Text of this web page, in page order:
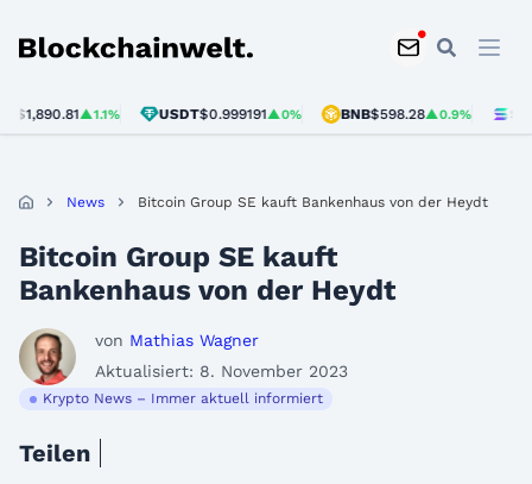
Blockchainwelt
▲1.1% USDT$0.999191▲0% BNB$598.28▲0.9% SOL
News Bitcoin Group SE kauft Bankenhaus von der Heydt
Bitcoin Group SE kauft
Bankenhaus von der Heydt
von Mathias Wagner
Aktualisiert: 8. November 2023
Krypto News – Immer aktuell informiert
Teilen